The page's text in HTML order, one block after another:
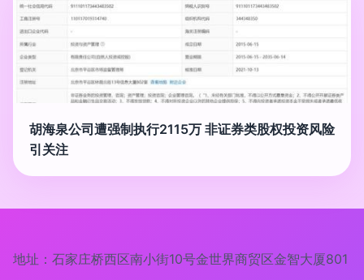
胡海泉公司遭强制执行2115万 非证券类股权投资风险
引关注
地址：石家庄桥西区南小街10号金世界商贸区金智大厦801